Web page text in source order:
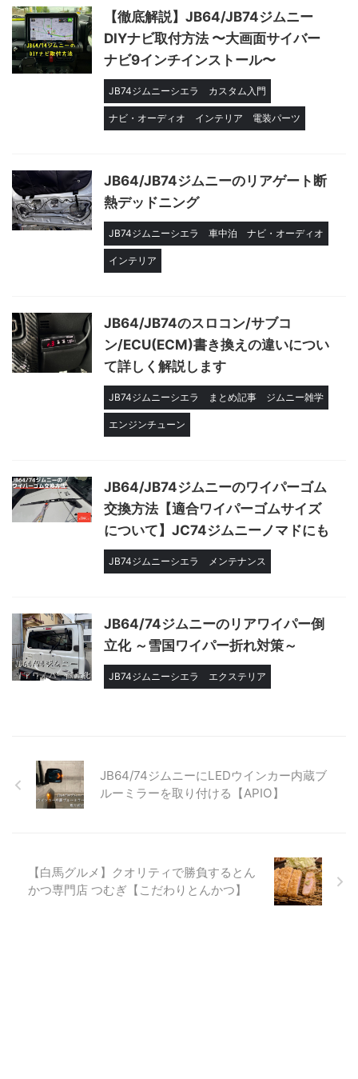
【徹底解説】JB64/JB74ジムニー
DIYナビ取付方法 〜大画面サイバー
ナビ9インチインストール〜
JB74ジムニーシエラ カスタム入門
ナビ・オーディオ インテリア 電装パーツ
JB64/JB74ジムニーのリアゲート断
熱デッドニング
JB74ジムニーシエラ 車中泊 ナビ・オーディオ
インテリア
JB64/JB74のスロコン/サブコ
ン/ECU(ECM)書き換えの違いについ
て詳しく解説します
JB74ジムニーシエラ まとめ記事 ジムニー雑学
エンジンチューン
JB64/JB74ジムニーのワイパーゴム
交換方法【適合ワイパーゴムサイズ
について】JC74ジムニーノマドにも
JB74ジムニーシエラ メンテナンス
JB64/74ジムニーのリアワイパー倒
立化 ～雪国ワイパー折れ対策～
JB74ジムニーシエラ エクステリア
JB64/74ジムニーにLEDウインカー内蔵ブ
ルーミラーを取り付ける【APIO】
【白馬グルメ】クオリティで勝負するとん
かつ専門店 つむぎ【こだわりとんかつ】